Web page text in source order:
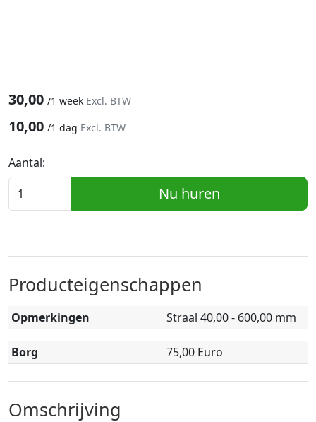
10,00 /1 dag Excl. BTW
30,00 /1 week Excl. BTW
Aantal:
Nu huren
Producteigenschappen
Opmerkingen Straal 40,00 - 600,00 mm
Borg 75,00 Euro
Omschrijving